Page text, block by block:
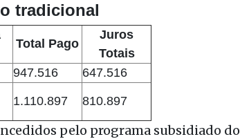
tradicional
Total Pago
Juros
Totais
947.516
647.516
1.110.897 810.897
pelo programa subsidiado do